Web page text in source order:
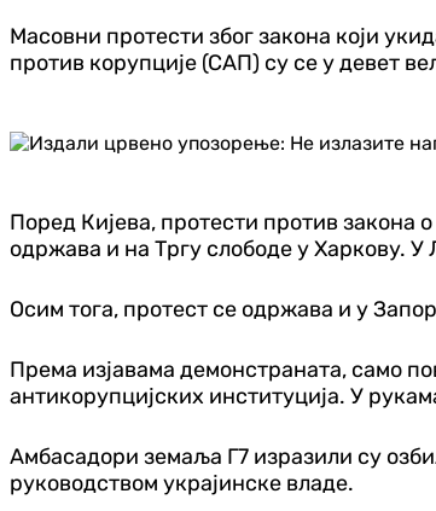
Масовни протести због закона који
против корупције (САП) су се у девет
Поред Кијева, протести против
одржава и на Тргу слободе у Харкову.
Осим тога, протест се одржава и у
Према изјавама демонстраната, само
антикорупцијских институција. У
Амбасадори земаља Г7 изразили су
руководством украјинске владе.